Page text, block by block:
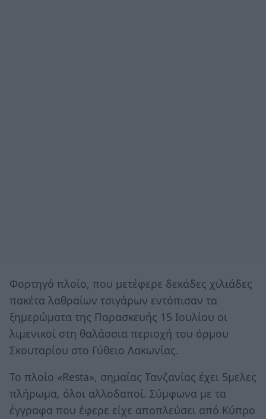
Φορτηγό πλοίο, που μετέφερε δεκάδες χιλιάδες
πακέτα λαθραίων τσιγάρων εντόπισαν τα
ξημερώματα της Παρασκευής 15 Ιουλίου οι
λιμενικοί στη θαλάσσια περιοχή του όρμου
Σκουταρίου στο Γύθειο Λακωνίας.
Το πλοίο «Resta», σημαίας Τανζανίας έχει 5μελες
πλήρωμα, όλοι αλλοδαποί. Σύμφωνα με τα
έγγραφα που έφερε είχε αποπλεύσει από Κύπρο